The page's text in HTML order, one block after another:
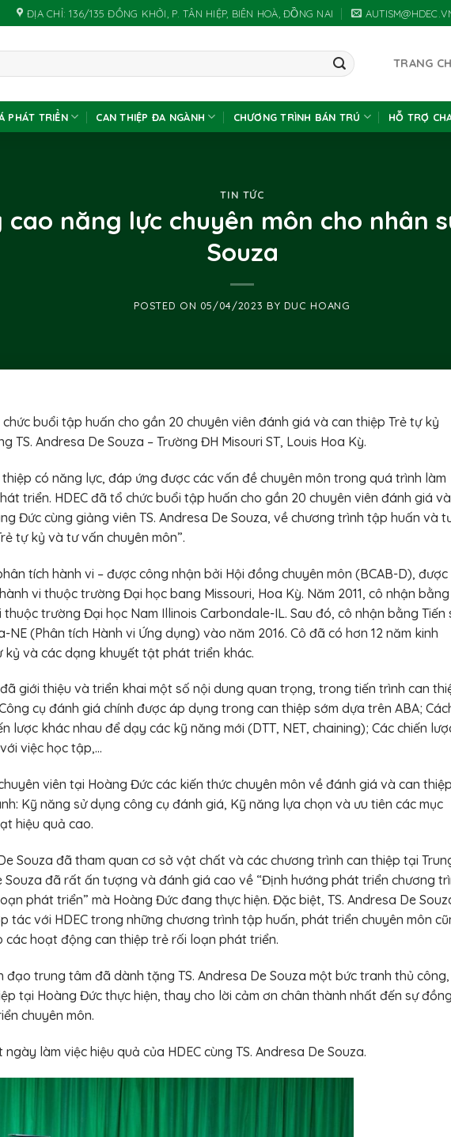
ĐỊA CHỈ: 136/135 ĐỒNG KHỞI, P. TÂN HIỆP, BIÊN HOÀ, ĐỒNG NAI
TRANG
PHÁT TRIỂN CAN THIỆP ĐA NGÀNH CHƯƠNG TRÌNH BÁN TRÚ HỖ TRỢ
TIN TỨC
cao năng lực chuyên môn cho nhân
Souza
POSTED ON 05/04/2023 BY DUC HOANG
buổi tập huấn cho gần 20 chuyên viên đánh giá và can thiệp Trẻ tự kỷ
TS. Andresa De Souza – Trường ĐH Misouri ST, Louis Hoa Kỳ.
có năng lực, đáp ứng được các vấn đề chuyên môn trong quá trình làm
triển. HDEC đã tổ chức buổi tập huấn cho gần 20 chuyên viên đánh giá và
Đức cùng giảng viên TS. Andresa De Souza, về chương trình tập huấn và
tự kỷ và tư vấn chuyên môn”.
tích hành vi – được công nhận bởi Hội đồng chuyên môn (BCAB-D), được
vi thuộc trường Đại học bang Missouri, Hoa Kỳ. Năm 2011, cô nhận bằng
trường Đại học Nam Illinois Carbondale-IL. Sau đó, cô nhận bằng Tiến
NE (Phân tích Hành vi Ứng dụng) vào năm 2016. Cô đã có hơn 12 năm kinh
và các dạng khuyết tật phát triển khác.
giới thiệu và triển khai một số nội dung quan trọng, trong tiến trình can
cụ đánh giá chính được áp dụng trong can thiệp sớm dựa trên ABA;
lược khác nhau để dạy các kỹ năng mới (DTT, NET, chaining); Các chiến
việc học tập,…
viên tại Hoàng Đức các kiến thức chuyên môn về đánh giá và can thiệp
Kỹ năng sử dụng công cụ đánh giá, Kỹ năng lựa chọn và ưu tiên các mục
hiệu quả cao.
Souza đã tham quan cơ sở vật chất và các chương trình can thiệp tại
Souza đã rất ấn tượng và đánh giá cao về “Định hướng phát triển chương
phát triển” mà Hoàng Đức đang thực hiện. Đặc biệt, TS. Andresa De
tác với HDEC trong những chương trình tập huấn, phát triển chuyên môn
hoạt động can thiệp trẻ rối loạn phát triển.
đạo trung tâm đã dành tặng TS. Andresa De Souza một bức tranh thủ
tại Hoàng Đức thực hiện, thay cho lời cảm ơn chân thành nhất đến sự đồng
chuyên môn.
làm việc hiệu quả của HDEC cùng TS. Andresa De Souza.